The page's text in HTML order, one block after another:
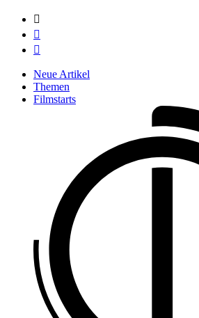



Neue Artikel
Themen
Filmstarts